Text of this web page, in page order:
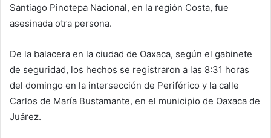
Santiago Pinotepa Nacional, en la región Costa, fue
asesinada otra persona.
De la balacera en la ciudad de Oaxaca, según el gabinete
de seguridad, los hechos se registraron a las 8:31 horas
del domingo en la intersección de Periférico y la calle
Carlos de María Bustamante, en el municipio de Oaxaca de
Juárez.